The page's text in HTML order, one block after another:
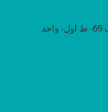
خیابان بهشتی- خیابان صابونچی- بالاتر از هویزه- پلاک 69- ط اول- واحد